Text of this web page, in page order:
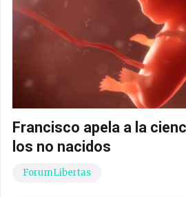
Francisco apela a la
los no nacidos
ForumLibertas